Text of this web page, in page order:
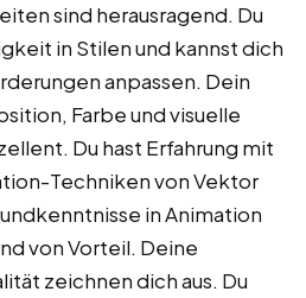
sind herausragend. Du
in Stilen und kannst dich
anpassen. Dein
Farbe und visuelle
Du hast Erfahrung mit
Techniken von Vektor
in Animation
von Vorteil. Deine
zeichnen dich aus. Du